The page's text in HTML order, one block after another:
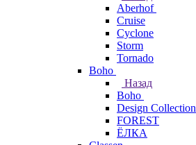
Aberhof
Cruise
Cyclone
Storm
Tornado
Boho
Назад
Boho
Design Collection
FOREST
ЁЛКА